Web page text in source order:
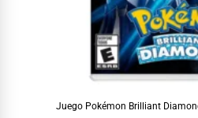
Juego Pokémon Brilliant